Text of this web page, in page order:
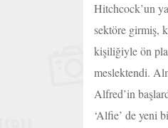
Hitchcock’un
sektöre girmiş,
kişiliğiyle ön
meslektendi.
Alfred’in
‘Alfie’ de yeni